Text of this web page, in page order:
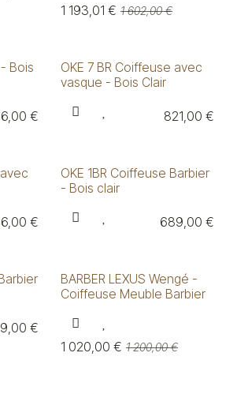
1 193,01 € 1 602,00€
Bois
€
OKE 7 BR Coiffeuse avec
vasque - Bois Clair
821,00 €
€
OKE 1BR Coiffeuse Barbier
- Bois clair
689,00 €
€
BARBER LEXUS Wengé -
Coiffeuse Meuble Barbier
1 020,00 € 1 200,00€